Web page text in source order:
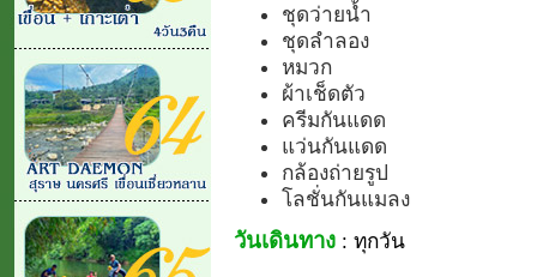
ชุดว่ายน้ำ
ชุดลำลอง
หมวก
ผ้าเช็ดตัว
ครีมกันแดด
แว่นกันแดด
กล้องถ่ายรูป
โลชั่นกันแมลง
วันเดินทาง : ทุกวัน